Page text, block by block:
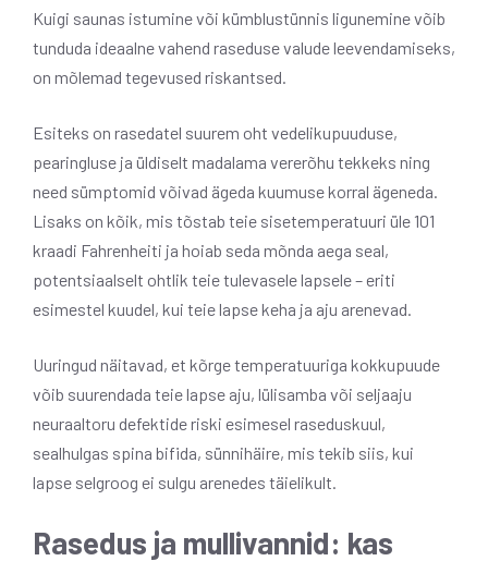
Kuigi saunas istumine või kümblustünnis ligunemine võib
tunduda ideaalne vahend raseduse valude leevendamiseks,
on mõlemad tegevused riskantsed.
Esiteks on rasedatel suurem oht ​​vedelikupuuduse,
pearingluse ja üldiselt madalama vererõhu tekkeks ning
need sümptomid võivad ägeda kuumuse korral ägeneda.
Lisaks on kõik, mis tõstab teie sisetemperatuuri üle 101
kraadi Fahrenheiti ja hoiab seda mõnda aega seal,
potentsiaalselt ohtlik teie tulevasele lapsele – eriti
esimestel kuudel, kui teie lapse keha ja aju arenevad.
Uuringud näitavad, et kõrge temperatuuriga kokkupuude
võib suurendada teie lapse aju, lülisamba või seljaaju
neuraaltoru defektide riski esimesel raseduskuul,
sealhulgas spina bifida, sünnihäire, mis tekib siis, kui
lapse selgroog ei sulgu arenedes täielikult.
Rasedus ja mullivannid: kas